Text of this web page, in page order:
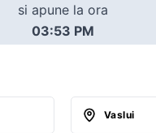
si apune la ora
03:53 PM
Vaslui